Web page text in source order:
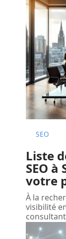
SEO
Liste
SEO
votre
À la
visibilité